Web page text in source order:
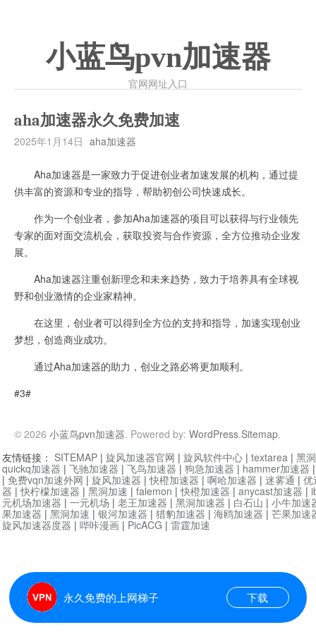
小蓝鸟pvn加速器
官网网址入口
aha加速器永久免费加速
2025年1月14日 aha加速器
Aha加速器是一家致力于促进创业者加速发展的机构，通过提
供丰富的资源和专业的指导，帮助初创公司快速成长。
作为一个创业者，参加Aha加速器的项目可以获得与行业领先
专家的面对面交流机会，获取投资与合作资源，全方位推动企业发
展。
Aha加速器注重创新理念和未来趋势，致力于培养具有全球视
野和创业激情的企业家精神。
在这里，创业者可以得到全方位的支持和指导，加速实现创业
梦想，创造商业成功。
通过Aha加速器的助力，创业之路必将更加顺利。
#3#
© 2026 小蓝鸟pvn加速器. Powered by: WordPress.Sitemap.
永久免费的上网梯子 下载
友情链接： SITEMAP | 旋风加速器官网 | 旋风软件中心 | textarea | 黑
quickq加速器 | 飞驰加速器 | 飞鸟加速器 | 狗急加速器 | hammer加速器
| 免费vqn加速外网 | 旋风加速器 |快橙加速器 | 啊哈加速器 | 迷雾通 | 优
器 |快柠檬加速器 | 黑洞加速 | falemon |快橙加速器 | anycast加速器 |
元机场加速器 | 一元机场 | 老王加速器 | 黑洞加速器 | 白石山 | 小牛加速
果加速器 | 黑洞加速 | 银河加速器 | 猎豹加速器 | 海鸥加速器 | 芒果加速
旋风加速器度器 | 哔咔漫画 | PicACG | 雷霆加速